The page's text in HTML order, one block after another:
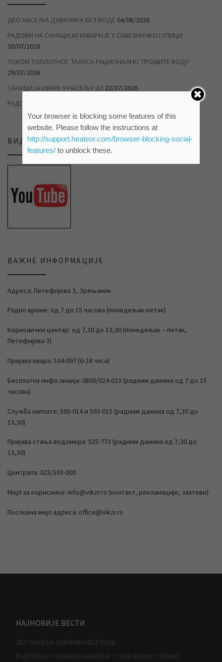
ДЕО НАСЕЉА ДУВАНИКА БЕЗ ВОДЕ 04/08/2026
РАДОВИ НА САНАЦИЈИ ХАВАРИЈЕ У САВЕЗНИЧКОЈ УЛИЦИ
30/07/2026
ТОКОМ ТОПЛОТНОГ ТАЛАСА РАЦИОНАЛНО ТРОШИТЕ ВОДУ
29/07/2026
САНАЦИЈА КВАРА У НАСЕЉУ Д3 22/07/2026
РАДОВИ НА ДУВАНИЦИ
ВИДЕО ПРИЛОЗИ НА НАШЕМ ЈУТЈУБ КАНАЛУ
ВАЖНЕ ИНФОРМАЦИЈЕ
Адреса: Петефијева 3, Зрењанин
Радно време: од 7 до 15 часова (понедељак-петак)
Кориснички центар: од 7,30 до 13,30 (понедељак – петак,
Петефијева 3)
Пријава квара: 534-097 (0-24 часа)
Бесплатна инфо линија: 0800/024-023 (радним данима од 7 до 15
часова)
Служба наплате: 593-014 и 593-015 (радним данима од 7,30 до
13,30)
Пријава стања водомера: 535-773 (радним данима од 7,30 до
13,30)
Централа: 023/593-000
Мејл за кориснике: info@vikzr.rs (контакт, рекламације, захтеви)
Пословна мејл адреса: office@vikzr.rs
НАЈНОВИЈЕ ВЕСТИ
ДЕО НАСЕЉА ДУВАНИКА БЕЗ ВОДЕ
РАДОВИ НА САНАЦИЈИ ХАВАРИЈЕ У САВЕЗНИЧКОЈ УЛИЦИ
Your browser is blocking some features of this
website. Please follow the instructions at
http://support.heateor.com/browser-blocking-social-
features/to unblock these.